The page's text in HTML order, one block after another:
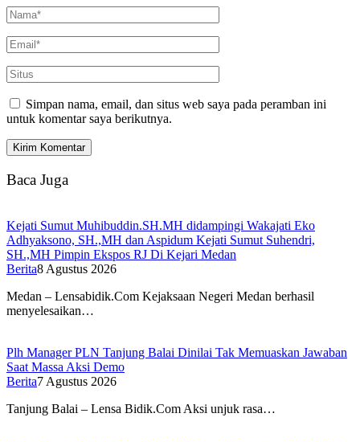
Simpan nama, email, dan situs web saya pada peramban ini
untuk komentar saya berikutnya.
Baca Juga
Kejati Sumut Muhibuddin.SH.MH didampingi Wakajati Eko
Adhyaksono, SH.,MH dan Aspidum Kejati Sumut Suhendri,
SH.,MH Pimpin Ekspos RJ Di Kejari Medan
Berita8 Agustus 2026
Medan – Lensabidik.Com Kejaksaan Negeri Medan berhasil
menyelesaikan…
Plh Manager PLN Tanjung Balai Dinilai Tak Memuaskan Jawaban
Saat Massa Aksi Demo
Berita7 Agustus 2026
Tanjung Balai – Lensa Bidik.Com Aksi unjuk rasa…